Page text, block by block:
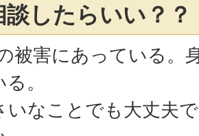
談したらいい？？
被害にあっている。
。
いなことでも大丈夫